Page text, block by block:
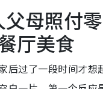
母照付
厅美食
后过了一段时间才想